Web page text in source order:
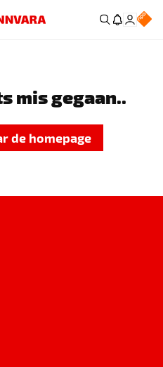
mis gegaan..
de homepage